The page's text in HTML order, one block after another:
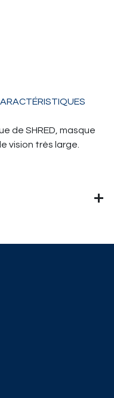
de SHRED, masque
vision très large.